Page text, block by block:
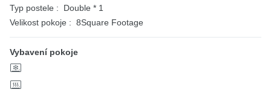
Typ postele :
Double * 1
Velikost pokoje : 8Square Footage
Vybavení pokoje